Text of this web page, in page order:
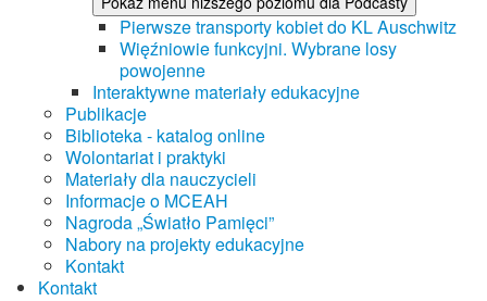
Pierwsze transporty kobiet do KL Auschwitz
Więźniowie funkcyjni. Wybrane losy
powojenne
Interaktywne materiały edukacyjne
Publikacje
Biblioteka - katalog online
Wolontariat i praktyki
Materiały dla nauczycieli
Informacje o MCEAH
Nagroda „Światło Pamięci”
Nabory na projekty edukacyjne
Kontakt
Kontakt